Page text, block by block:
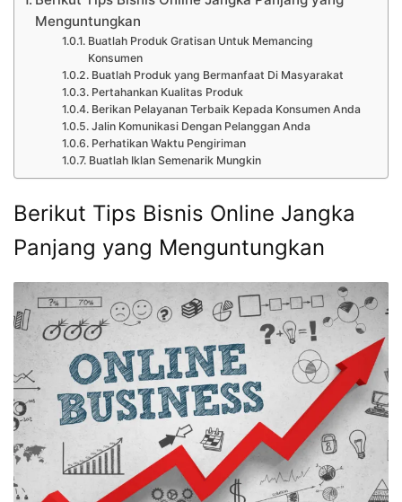
Menguntungkan
Buatlah Produk Gratisan Untuk Memancing
Konsumen
Buatlah Produk yang Bermanfaat Di Masyarakat
Pertahankan Kualitas Produk
Berikan Pelayanan Terbaik Kepada Konsumen Anda
Jalin Komunikasi Dengan Pelanggan Anda
Perhatikan Waktu Pengiriman
Buatlah Iklan Semenarik Mungkin
Berikut Tips Bisnis Online Jangka
Panjang yang Menguntungkan